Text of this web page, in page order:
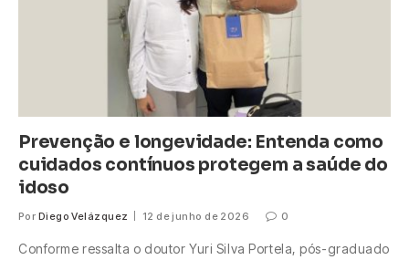
Prevenção e longevidade: Entenda como
cuidados contínuos protegem a saúde do
idoso
Por Diego Velázquez 12 de junho de 2026 0
Conforme ressalta o doutor Yuri Silva Portela, pós-graduado